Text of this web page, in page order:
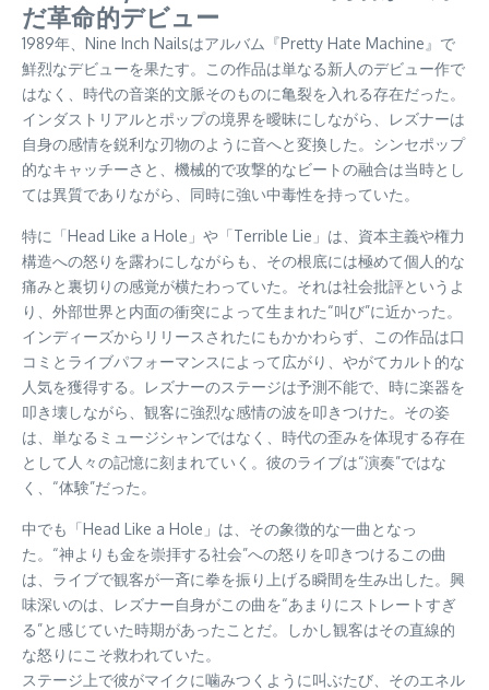
だ革命的デビュー
1989年、Nine Inch Nailsはアルバム『Pretty Hate Machine』で
鮮烈なデビューを果たす。この作品は単なる新人のデビュー作で
はなく、時代の音楽的文脈そのものに亀裂を入れる存在だった。
インダストリアルとポップの境界を曖昧にしながら、レズナーは
自身の感情を鋭利な刃物のように音へと変換した。シンセポップ
的なキャッチーさと、機械的で攻撃的なビートの融合は当時とし
ては異質でありながら、同時に強い中毒性を持っていた。
特に「Head Like a Hole」や「Terrible Lie」は、資本主義や権力
構造への怒りを露わにしながらも、その根底には極めて個人的な
痛みと裏切りの感覚が横たわっていた。それは社会批評というよ
り、外部世界と内面の衝突によって生まれた“叫び”に近かった。
インディーズからリリースされたにもかかわらず、この作品は口
コミとライブパフォーマンスによって広がり、やがてカルト的な
人気を獲得する。レズナーのステージは予測不能で、時に楽器を
叩き壊しながら、観客に強烈な感情の波を叩きつけた。その姿
は、単なるミュージシャンではなく、時代の歪みを体現する存在
として人々の記憶に刻まれていく。彼のライブは“演奏”ではな
く、“体験”だった。
中でも「Head Like a Hole」は、その象徴的な一曲となっ
た。“神よりも金を崇拝する社会”への怒りを叩きつけるこの曲
は、ライブで観客が一斉に拳を振り上げる瞬間を生み出した。興
味深いのは、レズナー自身がこの曲を“あまりにストレートすぎ
る”と感じていた時期があったことだ。しかし観客はその直線的
な怒りにこそ救われていた。
ステージ上で彼がマイクに噛みつくように叫ぶたび、そのエネル